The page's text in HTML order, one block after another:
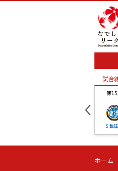
試合
第
Ｓ世
第
試合
ホーム